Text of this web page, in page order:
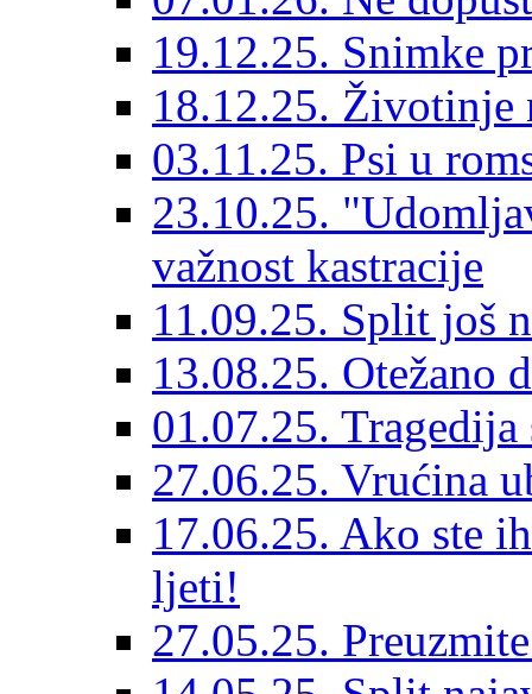
19.12.25. Snimke
18.12.25. Životinje
03.11.25. Psi u
23.10.25.
važnost kastracije
11.09.25. Split još
13.08.25. Otežano
01.07.25.
27.06.25. Vrućina
17.06.25. Ako ste
ljeti!
27.05.25.